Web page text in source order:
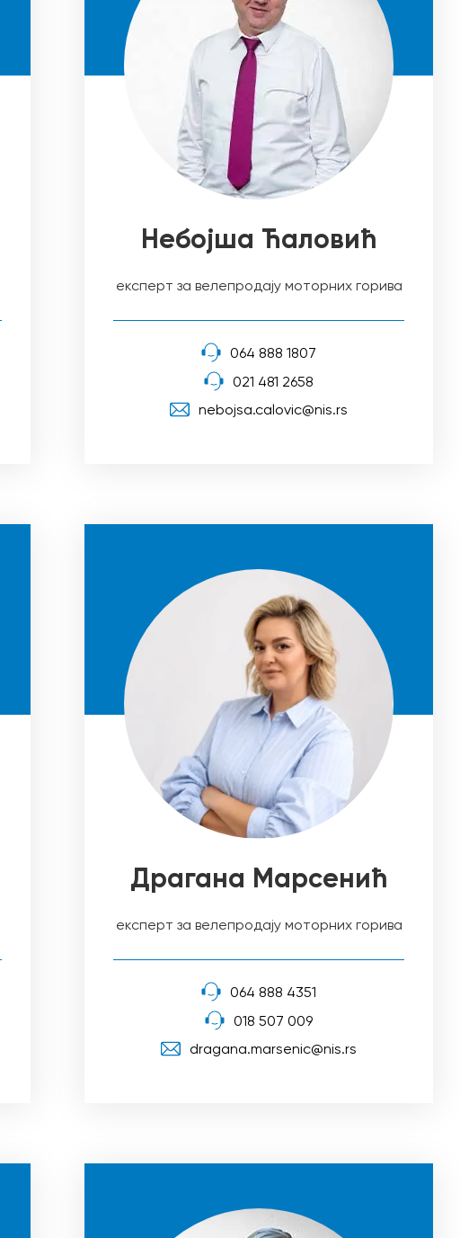
Небојша Ћаловић
експерт за велепродају моторних горива
064 888 1807
021 481 2658
nebojsa.calovic@nis.rs
Драгана Марсенић
експерт за велепродају моторних горива
064 888 4351
018 507 009
dragana.marsenic@nis.rs